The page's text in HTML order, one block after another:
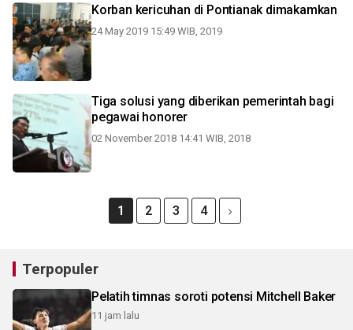
Korban kericuhan di Pontianak dimakamkan
24 May 2019 15:49 WIB, 2019
Tiga solusi yang diberikan pemerintah bagi
pegawai honorer
02 November 2018 14:41 WIB, 2018
1 2 3 4
Terpopuler
Pelatih timnas soroti potensi Mitchell Baker
11 jam lalu